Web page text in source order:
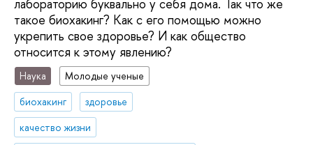
лабораторию буквально у себя дома. Так что же
такое биохакинг? Как с его помощью можно
укрепить свое здоровье? И как общество
относится к этому явлению?
Наука
Молодые ученые
биохакинг
здоровье
качество жизни